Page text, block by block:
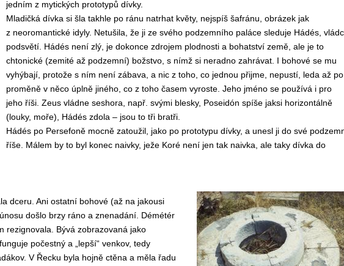
jedním z mytických prototypů dívky.
Mladičká dívka si šla takhle po ránu natrhat květy, nejspíš šafránu, obrázek jak
z neoromantické idyly. Netušila, že ji ze svého podzemního paláce sleduje Hádés,
podsvětí. Hádés není zlý, je dokonce zdrojem plodnosti a bohatství země, ale je to
chtonické (zemité až podzemní) božstvo, s nímž si neradno zahrávat. I bohové se mu
vyhýbají, protože s ním není zábava, a nic z toho, co jednou přijme, nepustí, leda až po
proměně v něco úplně jiného, co z toho časem vyroste. Jeho jméno se používá i pro
jeho říši. Zeus vládne seshora, např. svými blesky, Poseidón spíše jaksi horizontálně
(louky, moře), Hádés zdola – jsou to tři bratři.
Hádés po Persefoně mocně zatoužil, jako po prototypu dívky, a unesl ji do své
říše. Málem by to byl konec naivky, ježe Koré není jen tak naivka, ale taky dívka do
dceru. Ani ostatní bohové (až na jakousi
došlo brzy ráno a znenadání. Démétér
rezignovala. Bývá zobrazovaná jako
počestný a „lepší“ venkov, tedy
V Řecku byla hojně ctěna a měla řadu